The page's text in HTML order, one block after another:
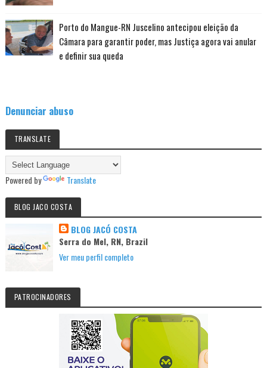
Porto do Mangue-RN Juscelino antecipou eleição da
Câmara para garantir poder, mas Justiça agora vai anular
e definir sua queda
Denunciar abuso
TRANSLATE
Powered by Translate
BLOG JACO COSTA
BLOG JACÓ COSTA
Serra do Mel, RN, Brazil
Ver meu perfil completo
PATROCINADORES